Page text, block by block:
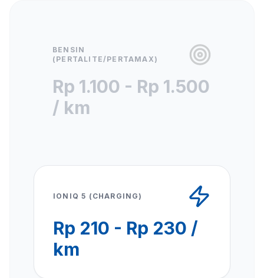
BENSIN
(PERTALITE/PERTAMAX)
Rp 1.100 - Rp 1.500
/ km
IONIQ 5 (CHARGING)
Rp 210 - Rp 230 /
km